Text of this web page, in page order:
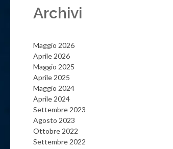
Archivi
Maggio 2026
Aprile 2026
Maggio 2025
Aprile 2025
Maggio 2024
Aprile 2024
Settembre 2023
Agosto 2023
Ottobre 2022
Settembre 2022